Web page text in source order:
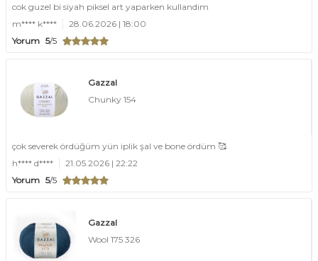
cok guzel bi siyah piksel art yaparken kullandim
m**** k****
28.06.2026 | 18:00
Yorum 5/5
Gazzal
Chunky 154
çok severek ördüğüm yün iplik şal ve bone ördüm 🥰
h**** d****
21.05.2026 | 22:22
Yorum 5/5
Gazzal
Wool 175 326